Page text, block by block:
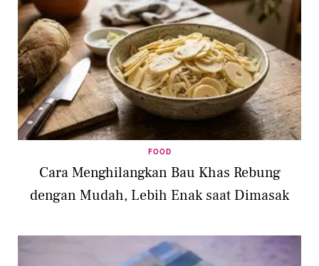
FOOD
Cara Menghilangkan Bau Khas Rebung
dengan Mudah, Lebih Enak saat Dimasak